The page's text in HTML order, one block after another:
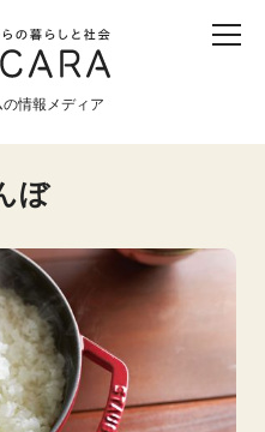
情報メディア
食べる 震災
ぼ